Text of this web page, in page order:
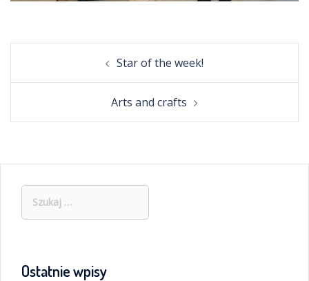
Star of the week!
Arts and crafts
Ostatnie wpisy